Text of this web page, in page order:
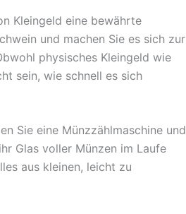
Kleingeld eine bewährte
und machen Sie es sich zur
physisches Kleingeld wie
sein, wie schnell es sich
Sie eine Münzzählmaschine und
Glas voller Münzen im Laufe
aus kleinen, leicht zu